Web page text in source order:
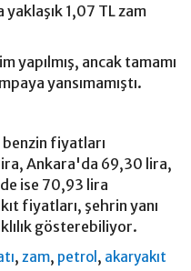
1,07 TL zam
yapılmış, ancak tamamı
yansımamıştı.
benzin fiyatları
Ankara'da 69,30 lira,
ise 70,93 lira
fiyatları, şehrin yanı
gösterebiliyor.
, zam, petrol , akaryakıt